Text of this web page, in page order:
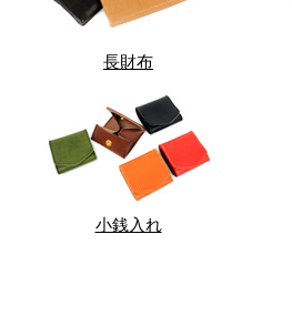
長財布
小銭入れ